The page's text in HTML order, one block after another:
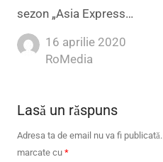
sezon „Asia Express…
16 aprilie 2020
Author
RoMedia
Lasă un răspuns
Adresa ta de email nu va fi publicată.
marcate cu *